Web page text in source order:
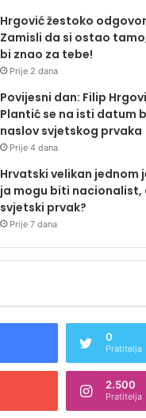
Hrgović žestoko
Zamisli da si ostao
bi znao za tebe!
Prije 2 dana
Povijesni dan: Filip
Plantić se na isti datum
naslov svjetskog prvaka
Prije 4 dana
Hrvatski velikan jednom
ja mogu biti nacionalist,
svjetski prvak?
Prije 7 dana
0
Pratitelja
2.500
Pratitelja